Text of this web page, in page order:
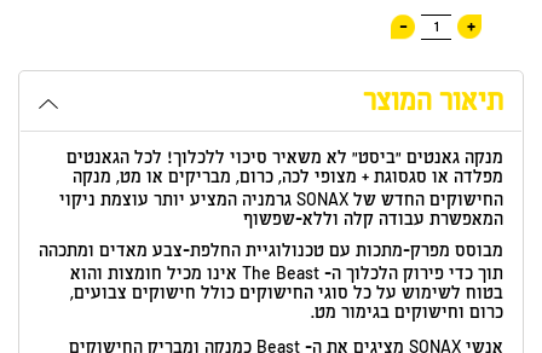
+
1
-
תיאור המוצר
מנקה גאנטים "ביסט" לא משאיר סיכוי ללכלוך! לכל הגאנטים
מפלדה או סגסוגת + מצופי לכה, כרום, מבריקים או מט, מנקה
החישוקים החדש של SONAX גרמניה המציע יותר עוצמת ניקוי
המאפשרת עבודה קלה וללא-שפשוף
מבוסס מפרק-מתכות עם טכנולוגיית החלפת-צבע מאדים ומתכהה
תוך כדי פירוק הלכלוך ה- The Beast אינו מכיל חומצות והוא
בטוח לשימוש על כל סוגי החישוקים כולל חישוקים צבועים,
כרום וחישוקים בגימור מט.